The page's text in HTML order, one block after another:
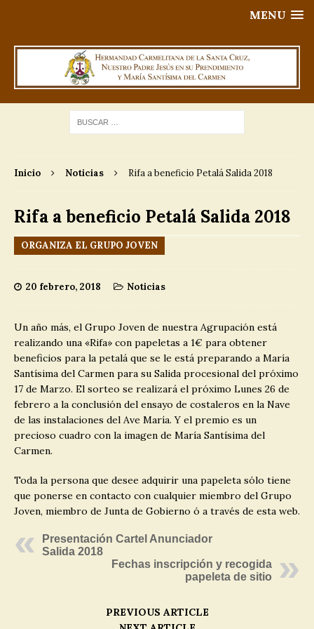
MENU
Inicio Noticias Rifa a beneficio Petalá Salida 2018
Rifa a beneficio Petalá Salida 2018
ORGANIZA EL GRUPO JOVEN
20 febrero, 2018 Noticias
Un año más, el Grupo Joven de nuestra Agrupación está
realizando una «Rifa» con papeletas a 1€ para obtener
beneficios para la petalá que se le está preparando a María
Santísima del Carmen para su Salida procesional del próximo
17 de Marzo. El sorteo se realizará el próximo Lunes 26 de
febrero a la conclusión del ensayo de costaleros en la Nave
de las instalaciones del Ave María. Y el premio es un
precioso cuadro con la imagen de María Santísima del
Carmen.
Toda la persona que desee adquirir una papeleta sólo tiene
que ponerse en contacto con cualquier miembro del Grupo
Joven, miembro de Junta de Gobierno ó a través de esta web.
Presentación Cartel Anunciador
Salida 2018
Fechas inscripción y recogida
papeleta de sitio
PREVIOUS ARTICLE